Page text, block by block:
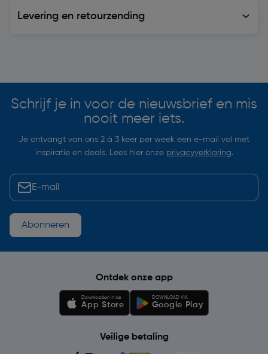
Levering en retourzending
Schrijf je in voor de nieuwsbrief en mis
nooit meer iets.
Je ontvangt van ons 2 à 3 keer per week een e-mail vol met
inspiratie en deals. Lees hier onze privacyverklaring.
Abonneren
Ontdek onze app
Downloaden in de
App Store
DOWNLOAD VIA
Google Play
Veilige betaling